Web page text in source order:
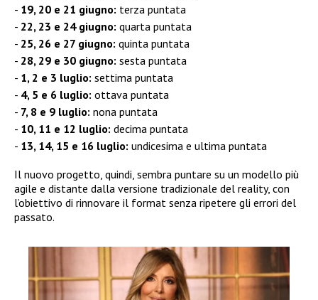
19, 20 e 21 giugno: terza puntata
22, 23 e 24 giugno: quarta puntata
25, 26 e 27 giugno: quinta puntata
28, 29 e 30 giugno: sesta puntata
1, 2 e 3 luglio: settima puntata
4, 5 e 6 luglio: ottava puntata
7, 8 e 9 luglio: nona puntata
10, 11 e 12 luglio: decima puntata
13, 14, 15 e 16 luglio: undicesima e ultima puntata
Il nuovo progetto, quindi, sembra puntare su un modello più
agile e distante dalla versione tradizionale del reality, con
l’obiettivo di rinnovare il format senza ripetere gli errori del
passato.